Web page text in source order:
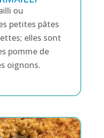
ou
petites pâtes
elles sont
pomme de
oignons.